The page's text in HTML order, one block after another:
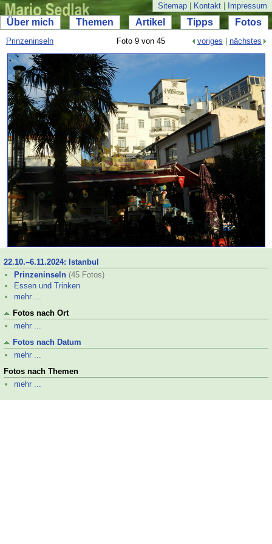
Sitemap Kontakt Impressum
Über mich Themen Artikel Tipps Fotos
Prinzeninseln Foto 9 von 45 voriges nächstes
22.10.–6.11.2024: Istanbul
Prinzeninseln (45 Fotos)
Essen und Trinken
mehr ...
Fotos nach Ort
mehr ...
Fotos nach Datum
mehr ...
Fotos nach Themen
mehr ...